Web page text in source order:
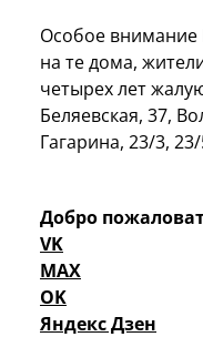
Особое внимание
на те дома,
четырех лет
Беляевская, 37,
Гагарина, 23/3,
Добро
VK
MAX
OK
Яндекс Дзен